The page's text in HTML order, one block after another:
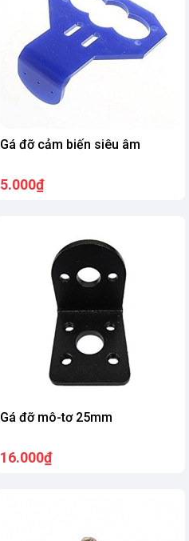
Gá đỡ cảm biến siêu âm
5.000₫
Gá đỡ mô-tơ 25mm
16.000₫